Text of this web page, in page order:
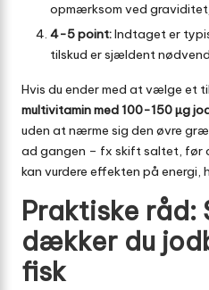
opmærksom ved
4-5 point:Indtaget er
tilskud er sjældent
Hvis du ender med at vælge et
multivitamin med 100-150 µg
uden at nærme sig den øvre
ad gangen – fx skift saltet, før
kan vurdere effekten på
Praktiske råd:
dækker du
fisk